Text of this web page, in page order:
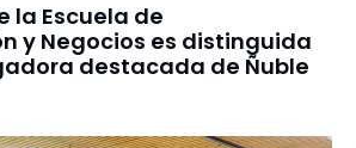
la Escuela de
y Negocios es distinguida
destacada de Ñuble